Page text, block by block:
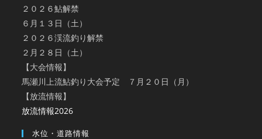
２０２６鮎解禁
６月１３日（土）
２０２６渓流釣り解禁
２月２８日（土）
【大会情報】
馬瀬川上流鮎釣り大会予定 ７月２０日（月）
【放流情報】
放流情報2026
水位・道路情報